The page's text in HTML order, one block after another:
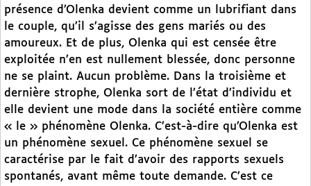
présence d’Olenka devient comme un lubrifiant dans
le couple, qu’il s’agisse des gens mariés ou des
amoureux. Et de plus, Olenka qui est censée être
exploitée n’en est nullement blessée, donc personne
ne se plaint. Aucun problème. Dans la troisième et
dernière strophe, Olenka sort de l’état d’individu et
elle devient une mode dans la société entière comme
« le » phénomène Olenka. C’est-à-dire qu’Olenka est
un phénomène sexuel. Ce phénomène sexuel se
caractérise par le fait d’avoir des rapports sexuels
spontanés, avant même toute demande. C’est ce